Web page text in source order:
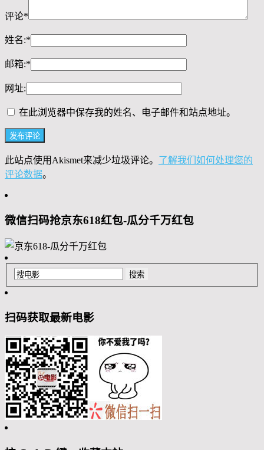
评论*
姓名:*
邮箱:*
网址:
在此浏览器中保存我的姓名、电子邮件和站点地址。
此站点使用Akismet来减少垃圾评论。 了解我们如何处理您的
评论数据。
微信扫码抢京东618红包-瓜分千万红包
扫码获取最新电影